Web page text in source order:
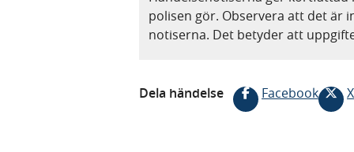
polisen gör. Observera att det är
notiserna. Det betyder att
Dela händelse Facebook X